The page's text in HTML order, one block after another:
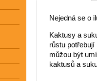
Nejedná se o
Kaktusy a
růstu
můžou být
kaktusů a